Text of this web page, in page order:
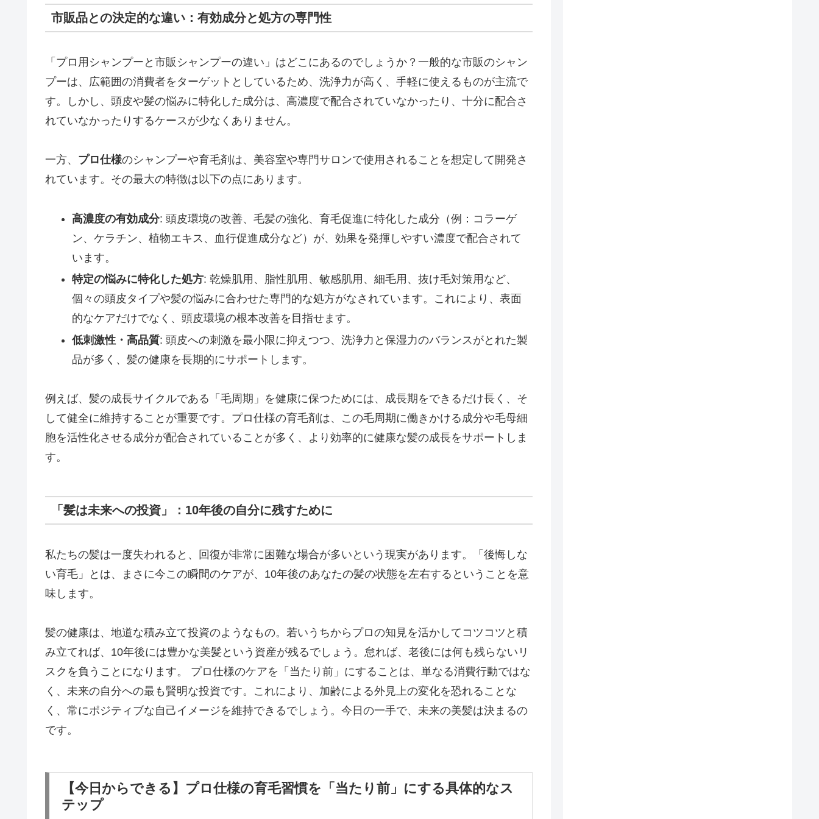
市販品との決定的な違い：有効成分と処方の専門性
「プロ用シャンプーと市販シャンプーの違い」はどこにあるのでしょうか？一般的な市販のシャン
プーは、広範囲の消費者をターゲットとしているため、洗浄力が高く、手軽に使えるものが主流で
す。しかし、頭皮や髪の悩みに特化した成分は、高濃度で配合されていなかったり、十分に配合さ
れていなかったりするケースが少なくありません。
一方、 プロ仕様のシャンプーや育毛剤は、美容室や専門サロンで使用されることを想定して開発さ
れています。その最大の特徴は以下の点にあります。
高濃度の有効成分: 頭皮環境の改善、毛髪の強化、育毛促進に特化した成分（例：コラーゲ
ン、ケラチン、植物エキス、血行促進成分など）が、効果を発揮しやすい濃度で配合されて
います。
特定の悩みに特化した処方: 乾燥肌用、脂性肌用、敏感肌用、細毛用、抜け毛対策用など、
個々の頭皮タイプや髪の悩みに合わせた専門的な処方がなされています。これにより、表面
的なケアだけでなく、頭皮環境の根本改善を目指せます。
低刺激性・高品質: 頭皮への刺激を最小限に抑えつつ、洗浄力と保湿力のバランスがとれた製
品が多く、髪の健康を長期的にサポートします。
例えば、髪の成長サイクルである「毛周期」を健康に保つためには、成長期をできるだけ長く、そ
して健全に維持することが重要です。プロ仕様の育毛剤は、この毛周期に働きかける成分や毛母細
胞を活性化させる成分が配合されていることが多く、より効率的に健康な髪の成長をサポートしま
す。
「髪は未来への投資」：10年後の自分に残すために
私たちの髪は一度失われると、回復が非常に困難な場合が多いという現実があります。「後悔しな
い育毛」とは、まさに今この瞬間のケアが、10年後のあなたの髪の状態を左右するということを意
味します。
髪の健康は、地道な積み立て投資のようなもの。若いうちからプロの知見を活かしてコツコツと積
み立てれば、10年後には豊かな美髪という資産が残るでしょう。怠れば、老後には何も残らないリ
スクを負うことになります。 プロ仕様のケアを「当たり前」にすることは、単なる消費行動ではな
く、未来の自分への最も賢明な投資です。これにより、加齢による外見上の変化を恐れることな
く、常にポジティブな自己イメージを維持できるでしょう。今日の一手で、未来の美髪は決まるの
です。
【今日からできる】プロ仕様の育毛習慣を「当たり前」にする具体的なス
テップ